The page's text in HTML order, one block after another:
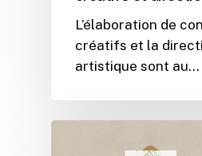
L’élaboration de
créatifs et la
artistique sont au…